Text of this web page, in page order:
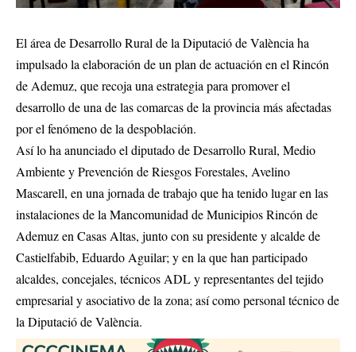
El área de Desarrollo Rural de la Diputació de València ha
impulsado la elaboración de un plan de actuación en el Rincón
de Ademuz, que recoja una estrategia para promover el
desarrollo de una de las comarcas de la provincia más afectadas
por el fenómeno de la despoblación.
Así lo ha anunciado el diputado de Desarrollo Rural, Medio
Ambiente y Prevención de Riesgos Forestales, Avelino
Mascarell, en una jornada de trabajo que ha tenido lugar en las
instalaciones de la Mancomunidad de Municipios Rincón de
Ademuz en Casas Altas, junto con su presidente y alcalde de
Castielfabib, Eduardo Aguilar; y en la que han participado
alcaldes, concejales, técnicos ADL y representantes del tejido
empresarial y asociativo de la zona; así como personal técnico de
la Diputació de València.